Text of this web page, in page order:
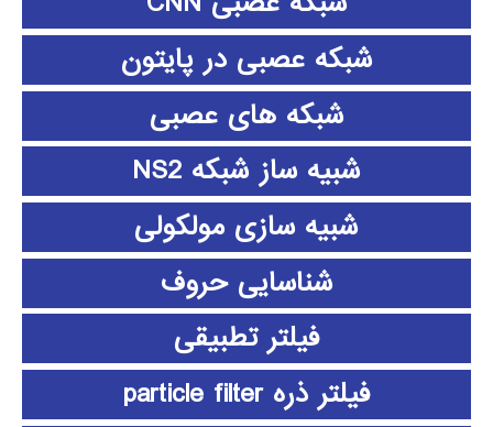
شبکه عصبی در پایتون
شبکه های عصبی
شبیه ساز شبکه NS2
شبیه سازی مولکولی
شناسایی حروف
فیلتر تطبیقی
فیلتر ذره particle filter